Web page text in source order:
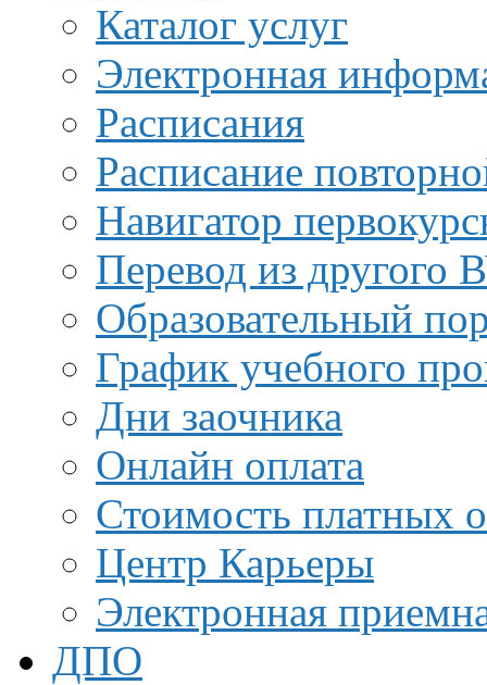
Каталог услуг
Электронная
Расписания
Расписание
Навигатор
Перевод из другого
Образовательный
График учебного
Дни заочника
Онлайн оплата
Стоимость платных
Центр Карьеры
Электронная
ДПО